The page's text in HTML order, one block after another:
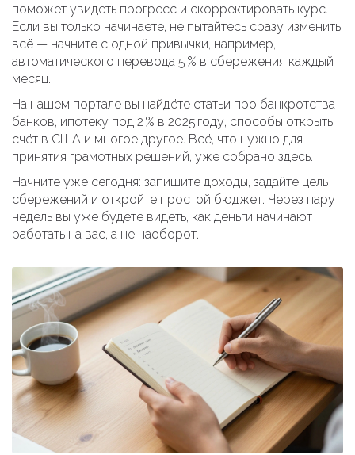
поможет увидеть прогресс и скорректировать курс.
Если вы только начинаете, не пытайтесь сразу изменить
всё — начните с одной привычки, например,
автоматического перевода 5 % в сбережения каждый
месяц.
На нашем портале вы найдёте статьи про банкротства
банков, ипотеку под 2 % в 2025 году, способы открыть
счёт в США и многое другое. Всё, что нужно для
принятия грамотных решений, уже собрано здесь.
Начните уже сегодня: запишите доходы, задайте цель
сбережений и откройте простой бюджет. Через пару
недель вы уже будете видеть, как деньги начинают
работать на вас, а не наоборот.